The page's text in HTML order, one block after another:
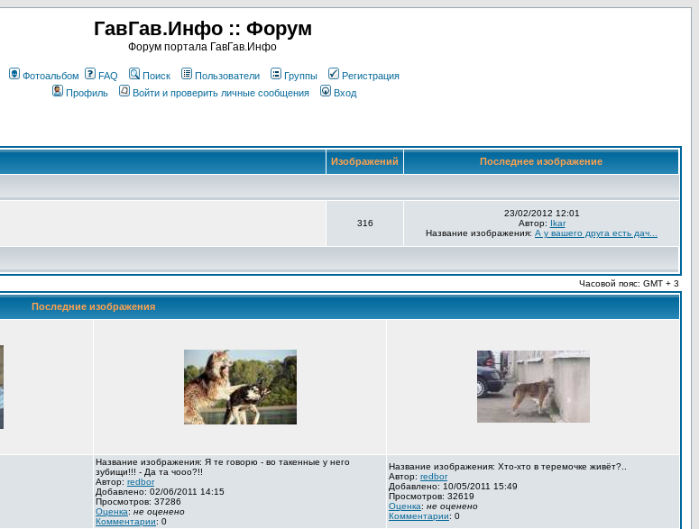
ГавГав.Инфо :: Форум
Форум портала ГавГав.Инфо
Фотоальбом FAQ Поиск Пользователи Группы
Регистрация
Профиль
Войти и проверить личные сообщения Вход
Изображений Последнее изображение
316
23/02/2012 12:01
Автор: Ikar
Название изображения: А у вашего друга есть дач...
Часовой пояс: GMT + 3
Последние изображения
Название изображения: Я те говорю - во такенные у него
зубищи!!! - Да та чооо?!!
Автор: redbor
Добавлено: 02/06/2011 14:15
Просмотров: 37286
Оценка: не оценено
Комментарии: 0
Название изображения: Хто-хто в теремочке живёт?..
Автор: redbor
Добавлено: 10/05/2011 15:49
Просмотров: 32619
Оценка: не оценено
Комментарии: 0